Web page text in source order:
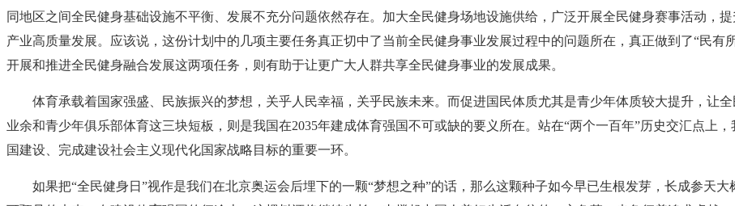
同地区之间全民健身基础设施不平衡、发展不充分问题依然存在。加大全民健身场地设施供给，广泛开展全民健身赛事活动，
产业高质量发展。应该说，这份计划中的几项主要任务真正切中了当前全民健身事业发展过程中的问题所在，真正做到了“民
开展和推进全民健身融合发展这两项任务，则有助于让更广大人群共享全民健身事业的发展成果。
体育承载着国家强盛、民族振兴的梦想，关乎人民幸福，关乎民族未来。而促进国民体质尤其是青少年体质较大提升，让
业余和青少年俱乐部体育这三块短板，则是我国在2035年建成体育强国不可或缺的要义所在。站在“两个一百年”历史交汇点上
国建设、完成建设社会主义现代化国家战略目标的重要一环。
如果把“全民健身日”视作是我们在北京奥运会后埋下的一颗“梦想之种”的话，那么这颗种子如今早已生根发芽，长成参天